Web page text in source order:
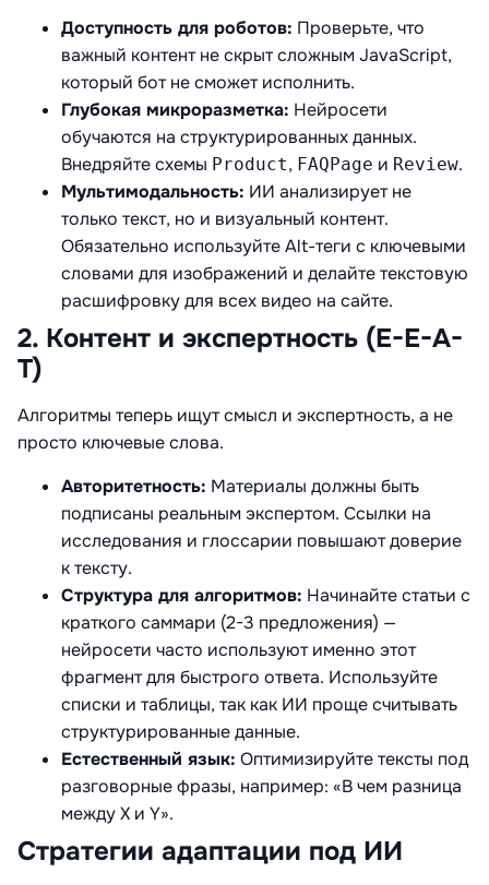
Доступность для роботов: Проверьте, что
важный контент не скрыт сложным JavaScript,
который бот не сможет исполнить.
Глубокая микроразметка: Нейросети
обучаются на структурированных данных.
Внедряйте схемы Product, FAQPage и Review.
Мультимодальность: ИИ анализирует не
только текст, но и визуальный контент.
Обязательно используйте Alt-теги с ключевыми
словами для изображений и делайте текстовую
расшифровку для всех видео на сайте.
2. Контент и экспертность (E-E-A-
T)
Алгоритмы теперь ищут смысл и экспертность, а не
просто ключевые слова.
Авторитетность: Материалы должны быть
подписаны реальным экспертом. Ссылки на
исследования и глоссарии повышают доверие
к тексту.
Структура для алгоритмов: Начинайте статьи с
краткого саммари (2-3 предложения) —
нейросети часто используют именно этот
фрагмент для быстрого ответа. Используйте
списки и таблицы, так как ИИ проще считывать
структурированные данные.
Естественный язык: Оптимизируйте тексты под
разговорные фразы, например: «В чем разница
между X и Y».
Стратегии адаптации под ИИ